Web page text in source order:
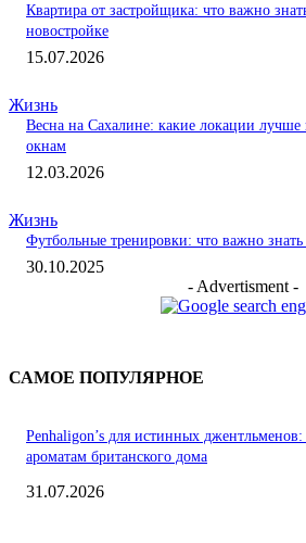
Квартира от застройщика: что важно
новостройке
15.07.2026
Жизнь
Весна на Сахалине: какие локации
окнам
12.03.2026
Жизнь
Футбольные тренировки: что важно знать
30.10.2025
- Advertisment -
САМОЕ ПОПУЛЯРНОЕ
Penhaligon’s для истинных
ароматам британского дома
31.07.2026